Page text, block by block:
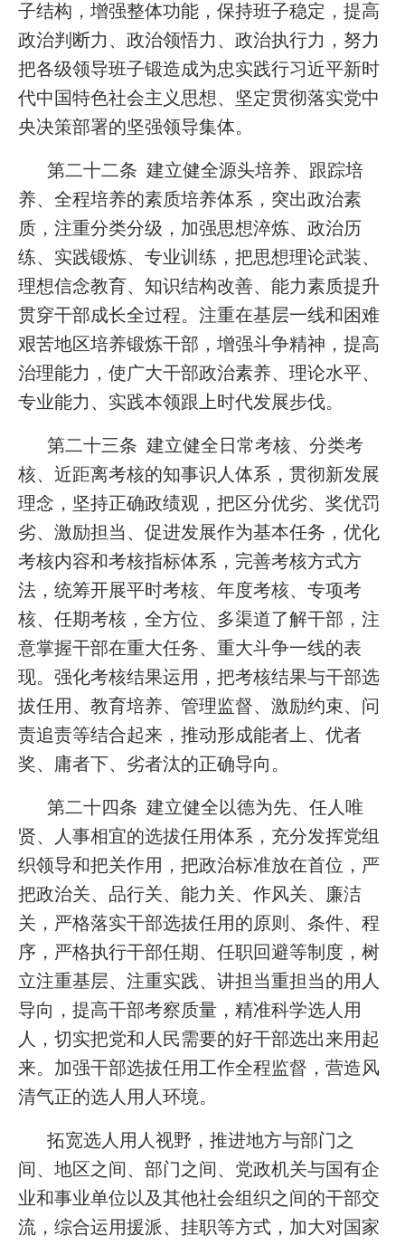
子结构，增强整体功能，保持班子稳定，提高
政治判断力、政治领悟力、政治执行力，努力
把各级领导班子锻造成为忠实践行习近平新时
代中国特色社会主义思想、坚定贯彻落实党中
央决策部署的坚强领导集体。
第二十二条 建立健全源头培养、跟踪培
养、全程培养的素质培养体系，突出政治素
质，注重分类分级，加强思想淬炼、政治历
练、实践锻炼、专业训练，把思想理论武装、
理想信念教育、知识结构改善、能力素质提升
贯穿干部成长全过程。注重在基层一线和困难
艰苦地区培养锻炼干部，增强斗争精神，提高
治理能力，使广大干部政治素养、理论水平、
专业能力、实践本领跟上时代发展步伐。
第二十三条 建立健全日常考核、分类考
核、近距离考核的知事识人体系，贯彻新发展
理念，坚持正确政绩观，把区分优劣、奖优罚
劣、激励担当、促进发展作为基本任务，优化
考核内容和考核指标体系，完善考核方式方
法，统筹开展平时考核、年度考核、专项考
核、任期考核，全方位、多渠道了解干部，注
意掌握干部在重大任务、重大斗争一线的表
现。强化考核结果运用，把考核结果与干部选
拔任用、教育培养、管理监督、激励约束、问
责追责等结合起来，推动形成能者上、优者
奖、庸者下、劣者汰的正确导向。
第二十四条 建立健全以德为先、任人唯
贤、人事相宜的选拔任用体系，充分发挥党组
织领导和把关作用，把政治标准放在首位，严
把政治关、品行关、能力关、作风关、廉洁
关，严格落实干部选拔任用的原则、条件、程
序，严格执行干部任期、任职回避等制度，树
立注重基层、注重实践、讲担当重担当的用人
导向，提高干部考察质量，精准科学选人用
人，切实把党和人民需要的好干部选出来用起
来。加强干部选拔任用工作全程监督，营造风
清气正的选人用人环境。
拓宽选人用人视野，推进地方与部门之
间、地区之间、部门之间、党政机关与国有企
业和事业单位以及其他社会组织之间的干部交
流，综合运用援派、挂职等方式，加大对国家